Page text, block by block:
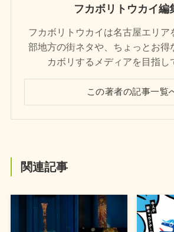
フカボリトウカイ編
フカボリトウカイは名古屋エリア
部地方の街ネタや、ちょっとお得
カボリするメディアを目指し
この著者の記事一覧
関連記事